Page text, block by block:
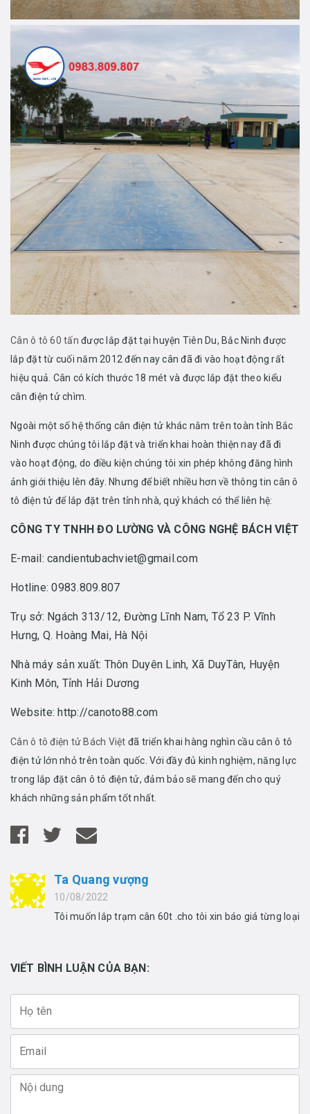
Cân ô tô 60 tấn được lắp đặt tại huyện Tiên Du, Bắc Ninh được
lắp đặt từ cuối năm 2012 đến nay cân đã đi vào hoạt động rất
hiệu quả. Cân có kích thước 18 mét và được lắp đặt theo kiểu
cân điện tử chìm.
Ngoài một số hệ thống cân điện tử khác nằm trên toàn tỉnh Bắc
Ninh được chúng tôi lắp đặt và triển khai hoàn thiện nay đã đi
vào hoạt động, do điều kiện chúng tôi xin phép không đăng hình
ảnh giới thiệu lên đây. Nhưng để biết nhiều hơn về thông tin cân ô
tô điện tử để lắp đặt trên tỉnh nhà, quý khách có thể liên hệ:
CÔNG TY TNHH ĐO LƯỜNG VÀ CÔNG NGHỆ BÁCH VIỆT
E-mail: candientubachviet@gmail.com
Hotline: 0983.809.807
Trụ sở: Ngách 313/12, Đường Lĩnh Nam, Tổ 23 P. Vĩnh
Hưng, Q. Hoàng Mai, Hà Nội
Nhà máy sản xuất: Thôn Duyên Linh, Xã DuyTân, Huyện
Kinh Môn, Tỉnh Hải Dương
Website: http://canoto88.com
Cân ô tô điện tử Bách Việt đã triển khai hàng nghìn cầu cân ô tô
điện tử lớn nhỏ trên toàn quốc. Với đầy đủ kinh nghiệm, năng lực
trong lắp đặt cân ô tô điện tử, đảm bảo sẽ mang đến cho quý
khách những sản phẩm tốt nhất.
Ta Quang vượng
10/08/2022
Tôi muốn lắp trạm cân 60t .cho tôi xin báo giá từng loại
VIẾT BÌNH LUẬN CỦA BẠN: